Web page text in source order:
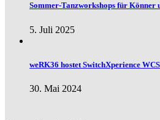
Sommer-Tanzworkshops für Könner
5. Juli 2025
weRK36 hostet SwitchXperience
30. Mai 2024